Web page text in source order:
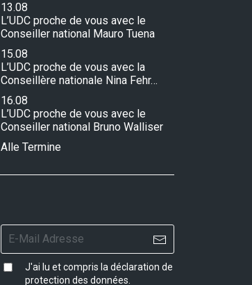
13.08
L’UDC proche de vous avec le
Conseiller national Mauro Tuena
15.08
L’UDC proche de vous avec la
Conseillère nationale Nina Fehr…
16.08
L’UDC proche de vous avec le
Conseiller national Bruno Walliser
Alle Termine
J'ai lu et compris ladéclaration de
protection des données.